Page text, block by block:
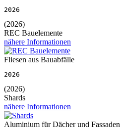
2026
(2026)
REC Bauelemente
nähere Informationen
Fliesen aus Bauabfälle
2026
(2026)
Shards
nähere Informationen
Aluminium für Dächer und Fassaden